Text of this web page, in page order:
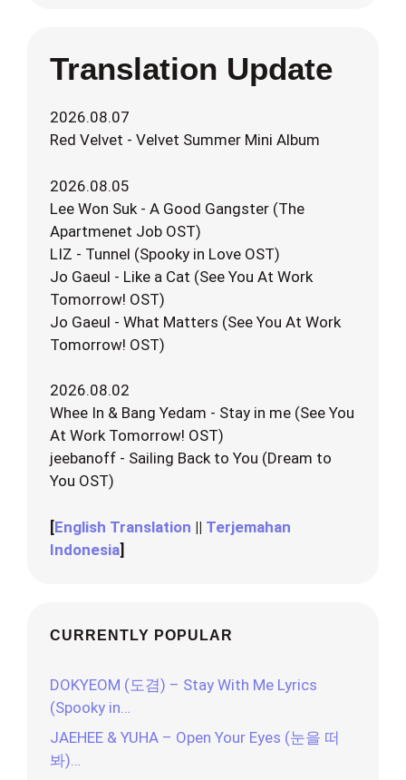
Translation Update
2026.08.07
Red Velvet - Velvet Summer Mini Album
2026.08.05
Lee Won Suk - A Good Gangster (The
Apartmenet Job OST)
LIZ - Tunnel (Spooky in Love OST)
Jo Gaeul - Like a Cat (See You At Work
Tomorrow! OST)
Jo Gaeul - What Matters (See You At Work
Tomorrow! OST)
2026.08.02
Whee In & Bang Yedam - Stay in me (See You
At Work Tomorrow! OST)
jeebanoff - Sailing Back to You (Dream to
You OST)
[English Translation || Terjemahan
Indonesia]
CURRENTLY POPULAR
DOKYEOM (도겸) – Stay With Me Lyrics
(Spooky in…
JAEHEE & YUHA – Open Your Eyes (눈을 떠
봐)…